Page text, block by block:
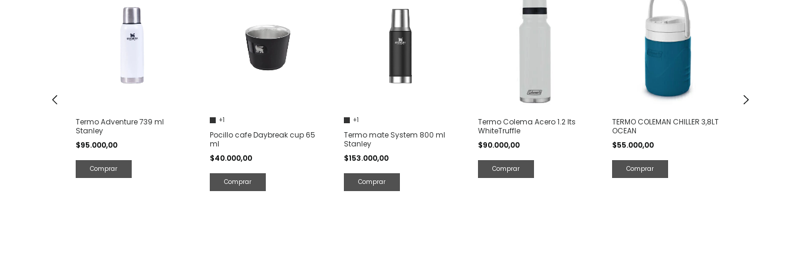
Termo Adventure 739 ml
Stanley
$95.000,00
Comprar
+1
Pocillo cafe Daybreak cup 65
ml
$40.000,00
Comprar
+1
Termo mate System 800 ml
Stanley
$153.000,00
Comprar
Termo Colema Acero 1.2 lts
WhiteTruffle
$90.000,00
TERMO COLEMAN CHILLER 3,8LT
OCEAN
$55.000,00
Termo Matero